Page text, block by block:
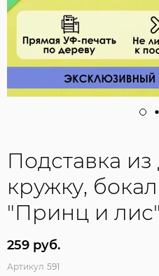
Подставка
кружку,
"Принц и лис"
259 руб.
Артикул 591